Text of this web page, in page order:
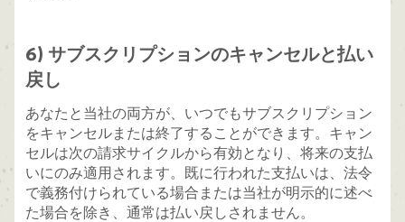
6) サブスクリプションのキャンセルと払い
戻し
あなたと当社の両方が、いつでもサブスクリプション
をキャンセルまたは終了することができます。キャン
セルは次の請求サイクルから有効となり、将来の支払
いにのみ適用されます。既に行われた支払いは、法令
で義務付けられている場合または当社が明示的に述べ
た場合を除き、通常は払い戻しされません。